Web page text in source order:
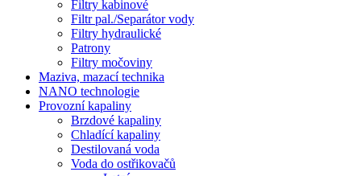
Filtry kabinové
Filtr pal./Separátor vody
Filtry hydraulické
Patrony
Filtry močoviny
Maziva, mazací technika
NANO technologie
Provozní kapaliny
Brzdové kapaliny
Chladící kapaliny
Destilovaná voda
Voda do ostřikovačů